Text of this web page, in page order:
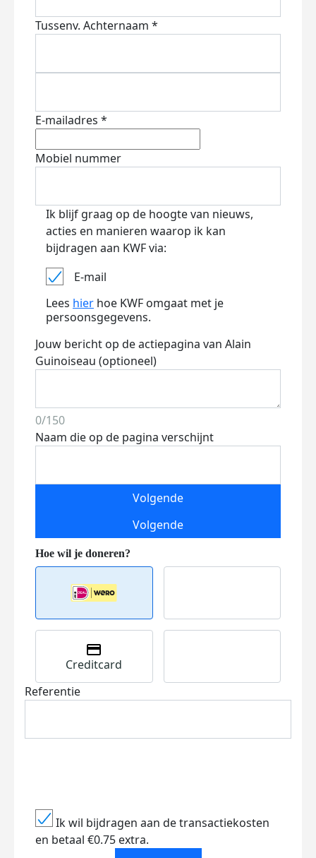
Tussenv. Achternaam *
E-mailadres *
Mobiel nummer
Ik blijf graag op de hoogte van nieuws,
acties en manieren waarop ik kan
bijdragen aan KWF via:
E-mail
Lees hier hoe KWF omgaat met je
persoonsgegevens.
Jouw bericht op de actiepagina van Alain
Guinoiseau (optioneel)
0/150
Naam die op de pagina verschijnt
Volgende
Volgende
Creditcard
Referentie
Ik wil bijdragen aan de transactiekosten
en betaal €0.75 extra.